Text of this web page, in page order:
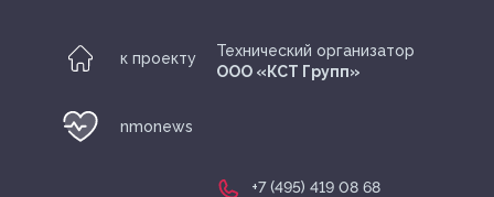
к проекту
nmonews
Технический организатор
ООО «КСТ Групп»
+7 (495) 419 08 68